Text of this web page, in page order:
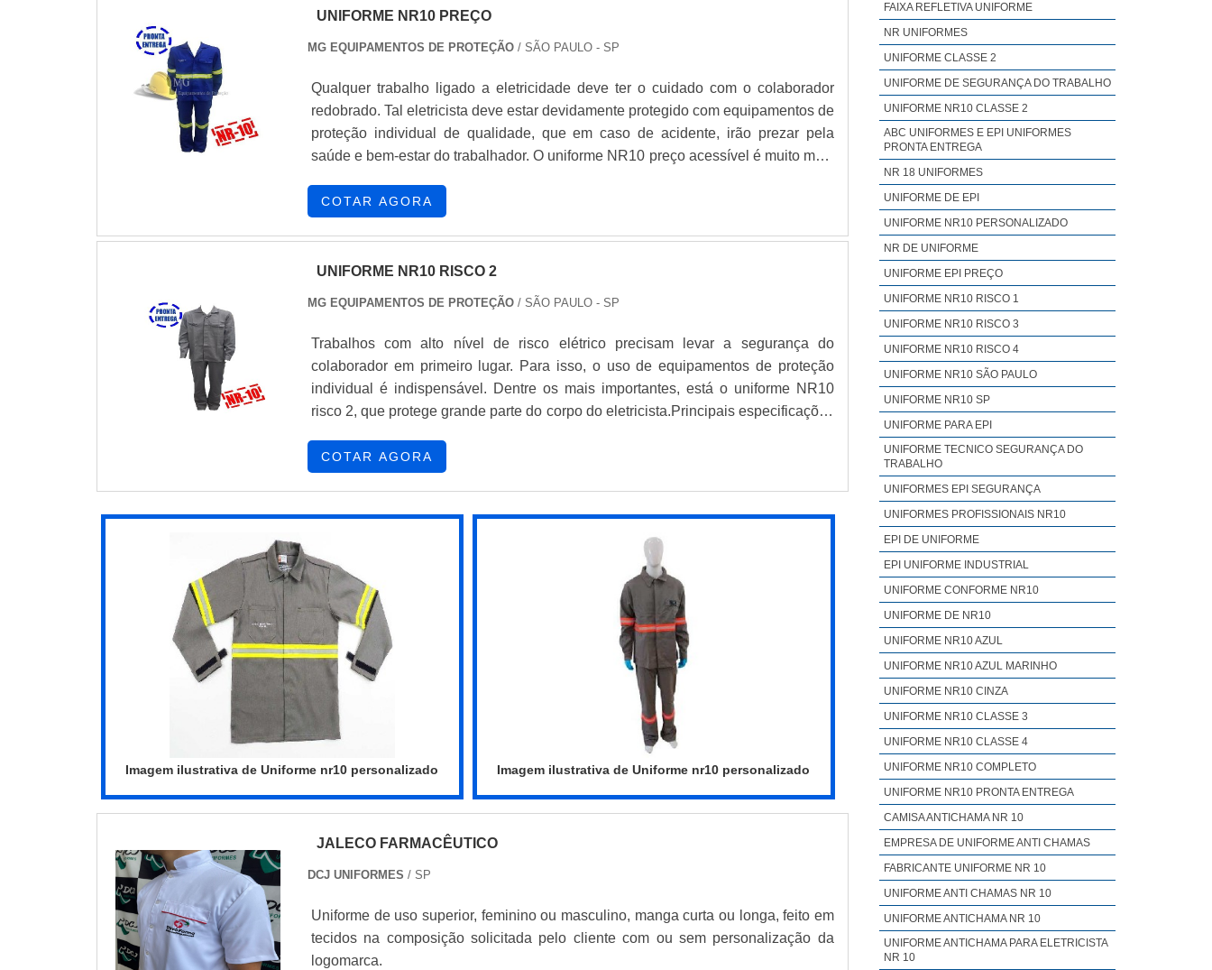
UNIFORME NR10 PREÇO
MG EQUIPAMENTOS DE PROTEÇÃO / SÃO PAULO - SP
Qualquer trabalho ligado a eletricidade deve ter o cuidado com o colaborador
redobrado. Tal eletricista deve estar devidamente protegido com equipamentos de
proteção individual de qualidade, que em caso de acidente, irão prezar pela
saúde e bem-estar do trabalhador. O uniforme NR10 preço acessível é muito mais
uniforme de proteção dispõe de tratamento especial que r...
COTAR AGORA
UNIFORME NR10 RISCO 2
MG EQUIPAMENTOS DE PROTEÇÃO / SÃO PAULO - SP
Trabalhos com alto nível de risco elétrico precisam levar a segurança do
colaborador em primeiro lugar. Para isso, o uso de equipamentos de proteção
individual é indispensável. Dentre os mais importantes, está o uniforme NR10
risco 2, que protege grande parte do corpo do eletricista.Principais especificações
pode gerar, o produto é indispensável na vestimenta. O ...
COTAR AGORA
Imagem ilustrativa de Uniforme nr10 personalizado Imagem ilustrativa de Uniforme nr10 personalizado
JALECO FARMACÊUTICO
DCJ UNIFORMES / SP
Uniforme de uso superior, feminino ou masculino, manga curta ou longa, feito em
tecidos na composição solicitada pelo cliente com ou sem personalização da
logomarca.
FAIXA REFLETIVA UNIFORME
NR UNIFORMES
UNIFORME CLASSE 2
UNIFORME DE SEGURANÇA DO TRABALHO
UNIFORME NR10 CLASSE 2
ABC UNIFORMES E EPI UNIFORMES
PRONTA ENTREGA
NR 18 UNIFORMES
UNIFORME DE EPI
UNIFORME NR10 PERSONALIZADO
NR DE UNIFORME
UNIFORME EPI PREÇO
UNIFORME NR10 RISCO 1
UNIFORME NR10 RISCO 3
UNIFORME NR10 RISCO 4
UNIFORME NR10 SÃO PAULO
UNIFORME NR10 SP
UNIFORME PARA EPI
UNIFORME TECNICO SEGURANÇA DO
TRABALHO
UNIFORMES EPI SEGURANÇA
UNIFORMES PROFISSIONAIS NR10
EPI DE UNIFORME
EPI UNIFORME INDUSTRIAL
UNIFORME CONFORME NR10
UNIFORME DE NR10
UNIFORME NR10 AZUL
UNIFORME NR10 AZUL MARINHO
UNIFORME NR10 CINZA
UNIFORME NR10 CLASSE 3
UNIFORME NR10 CLASSE 4
UNIFORME NR10 COMPLETO
UNIFORME NR10 PRONTA ENTREGA
CAMISA ANTICHAMA NR 10
EMPRESA DE UNIFORME ANTI CHAMAS
FABRICANTE UNIFORME NR 10
UNIFORME ANTI CHAMAS NR 10
UNIFORME ANTICHAMA NR 10
UNIFORME ANTICHAMA PARA ELETRICISTA
NR 10